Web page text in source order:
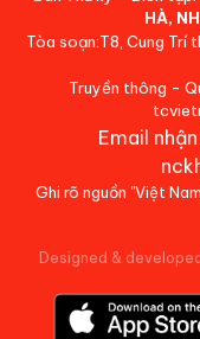
HÀ,
Tòa soạn:T8, Cung Trí
Truyền thông -
Email
Ghi rõ nguồn "Việt
Designed &